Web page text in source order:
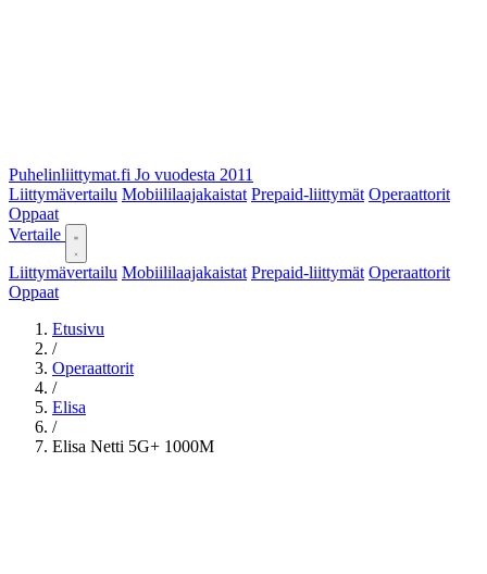
Puhelinliittymat.fi Jo vuodesta 2011
Liittymävertailu Mobiililaajakaistat Prepaid-liittymät Operaattorit
Oppaat
Vertaile
Liittymävertailu Mobiililaajakaistat Prepaid-liittymät Operaattorit
Oppaat
Etusivu
/
Operaattorit
/
Elisa
/
Elisa Netti 5G+ 1000M